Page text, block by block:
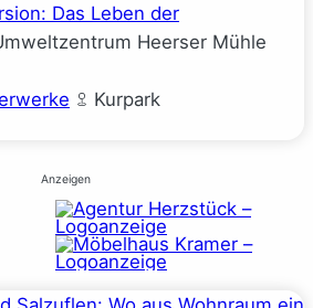
Das Leben der
Heerser Mühle
Kurpark
Anzeigen